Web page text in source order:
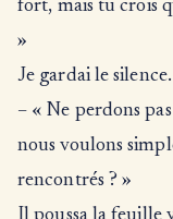
fort, mais tu crois
»
Je gardai le
– « Ne perdons
nous voulons
rencontrés ? »